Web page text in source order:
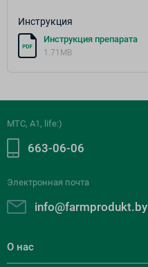
Инструкция
Инструкция препарата
1.71MB
МТС, A1, life:)
663-06-06
Электронная почта
info@farmprodukt.by
О нас